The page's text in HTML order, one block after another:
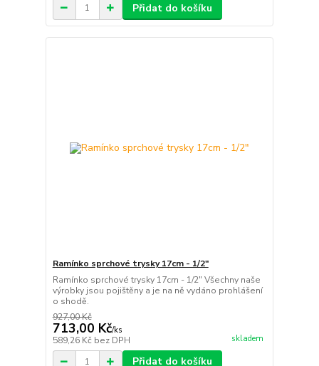
Přidat do košíku
Ramínko sprchové trysky 17cm - 1/2"
Ramínko sprchové trysky 17cm - 1/2" Všechny naše
výrobky jsou pojištěny a je na ně vydáno prohlášení
o shodě.
927,00 Kč
713,00 Kč/ks
589,26 Kč bez DPH skladem
Přidat do košíku